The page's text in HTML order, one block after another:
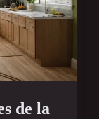
de la